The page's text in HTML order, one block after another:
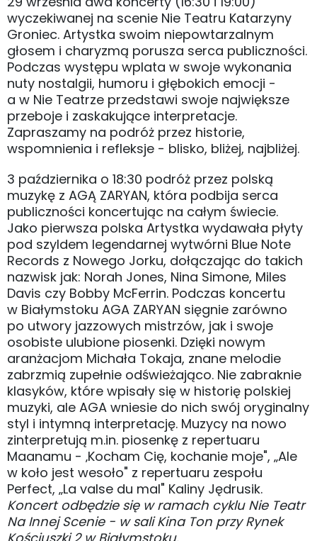
wyczekiwanej na scenie Nie Teatru Katarzyny
Groniec. Artystka swoim niepowtarzalnym
głosem i charyzmą porusza serca publiczności.
Podczas występu wplata w swoje wykonania
nuty nostalgii, humoru i głębokich emocji -
a w Nie Teatrze przedstawi swoje największe
przeboje i zaskakujące interpretacje.
Zapraszamy na podróż przez historie,
wspomnienia i refleksje - blisko, bliżej, najbliżej.
3 października o 18:30 podróż przez polską
muzykę z AGĄ ZARYAN, która podbija serca
publiczności koncertując na całym świecie.
Jako pierwsza polska Artystka wydawała płyty
pod szyldem legendarnej wytwórni Blue Note
Records z Nowego Jorku, dołączając do takich
nazwisk jak: Norah Jones, Nina Simone, Miles
Davis czy Bobby McFerrin. Podczas koncertu
w Białymstoku AGA ZARYAN sięgnie zarówno
po utwory jazzowych mistrzów, jak i swoje
osobiste ulubione piosenki. Dzięki nowym
aranżacjom Michała Tokaja, znane melodie
zabrzmią zupełnie odświeżająco. Nie zabraknie
klasyków, które wpisały się w historię polskiej
muzyki, ale AGA wniesie do nich swój oryginalny
styl i intymną interpretację. Muzycy na nowo
zinterpretują m.in. piosenkę z repertuaru
Maanamu - ‚Kocham Cię, kochanie moje", „Ale
w koło jest wesoło" z repertuaru zespołu
Perfect, „La valse du mal" Kaliny Jędrusik.
Koncert odbędzie się w ramach cyklu Nie Teatr
Na Innej Scenie - w sali Kina Ton przy Rynek